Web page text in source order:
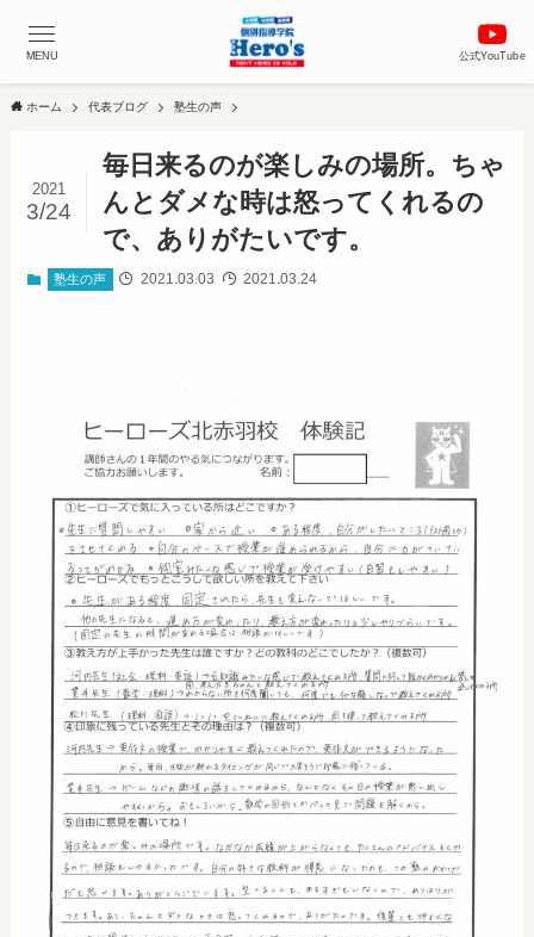
公式YouTube
MENU
ホーム 代表ブログ 塾生の声
毎日来るのが楽しみの場所。ちゃ
んとダメな時は怒ってくれるの
で、ありがたいです。
2021
3/24
塾生の声 2021.03.03 2021.03.24